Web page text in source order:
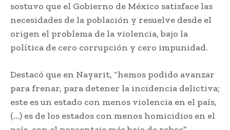
sostuvo que el Gobierno de México satisface las
necesidades de la población y resuelve desde el
origen el problema de la violencia, bajo la
política de cero corrupción y cero impunidad.
Destacó que en Nayarit, “hemos podido avanzar
para frenar, para detener la incidencia delictiva;
este es un estado con menos violencia en el país,
(…) es de los estados con menos homicidios en el